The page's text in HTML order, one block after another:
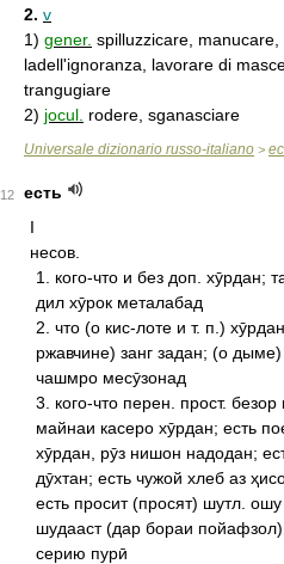
2. v
1) gener. spilluzzicare,
ladell'ignoranza, lavorare di
trangugiare
2) jocul. rodere, sganasciare
Universale dizionario russo-italiano >
12
есть
I
несов.
1. кого-что и без доп. хӯрдан;
дил хӯрок металабад
2. что (о кис-лоте и т. п.)
ржавчине) занг задан; (о
чашмро месӯзонад
3. кого-что перен. прост.
майнаи касеро хӯрдан; есть
хӯрдан, рӯз нишон надодан;
дӯхтан; есть чужой хлеб аз
есть просит (просят) шутл.
шудааст (дар бораи
серию пурӣ